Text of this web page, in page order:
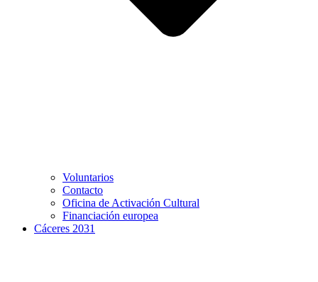
Voluntarios
Contacto
Oficina de Activación Cultural
Financiación europea
Cáceres 2031